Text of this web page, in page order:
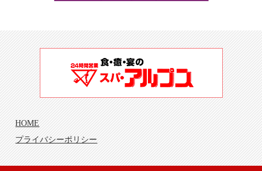
HOME
プライバシーポリシー